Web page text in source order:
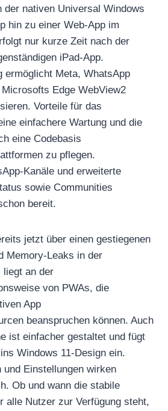
der nativen Universal Windows
hin zu einer Web-App im
nur kurze Zeit nach der
iPad-App.
ermöglicht Meta, WhatsApp
Edge WebView2
Vorteile für das
einfachere Wartung und die
eine Codebasis
zu pflegen.
Kanäle und erweiterte
sowie Communities
bereit.
jetzt über einen gestiegenen
Memory-Leaks in der
liegt an der
von PWAs, die
App
beanspruchen können. Auch
ist einfacher gestaltet und fügt
Windows 11-Design ein.
und Einstellungen wirken
Ob und wann die stabile
alle Nutzer zur Verfügung steht,